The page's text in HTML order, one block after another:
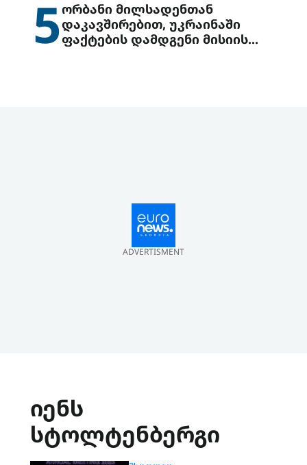
5ორბანი მილსადენთან
დაკავშირებით, უკრაინაში
ფაქტების დამდგენი მისიის
ADVERTISMENT
იენს
სტოლტენბერგი